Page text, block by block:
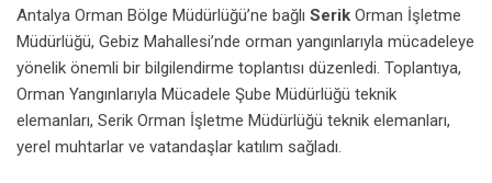
Antalya Orman Bölge Müdürlüğü’ne bağlı Serik Orman İşletme
Müdürlüğü, Gebiz Mahallesi’nde orman yangınlarıyla mücadeleye
yönelik önemli bir bilgilendirme toplantısı düzenledi. Toplantıya,
Orman Yangınlarıyla Mücadele Şube Müdürlüğü teknik
elemanları, Serik Orman İşletme Müdürlüğü teknik elemanları,
yerel muhtarlar ve vatandaşlar katılım sağladı.